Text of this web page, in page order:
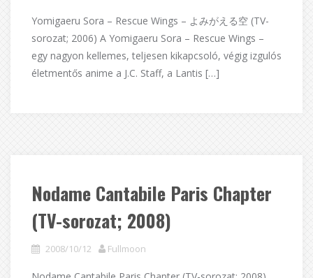
Yomigaeru Sora – Rescue Wings – よみがえる空 (TV-
sorozat; 2006) A Yomigaeru Sora – Rescue Wings –
egy nagyon kellemes, teljesen kikapcsoló, végig izgulós
életmentős anime a J.C. Staff, a Lantis […]
Nodame Cantabile Paris Chapter
(TV-sorozat; 2008)
2008/10/12 Fullmoon